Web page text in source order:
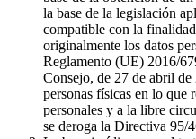
la base de la legislación
compatible con la
originalmente los datos
Reglamento (UE) 2016/
Consejo, de 27 de abril
personas físicas en lo que
personales y a la libre
se deroga la Directiva 95/